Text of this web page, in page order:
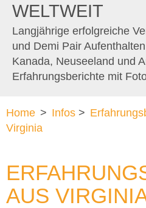
WELTWEIT
Langjährige erfolgreiche
und Demi Pair
Kanada, Neuseeland und
Erfahrungsberichte mit
Home > Infos >
Virginia
AUS